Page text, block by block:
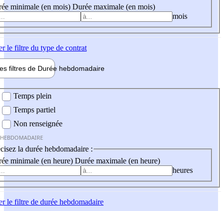
minimale (en mois) Durée maximale (en mois)
mois
le filtre du type de contrat
filtres de Durée hebdomadaire
Temps plein
Temps partiel
Non renseignée
la durée hebdomadaire :
minimale (en heure) Durée maximale (en heure)
heures
le filtre de durée hebdomadaire